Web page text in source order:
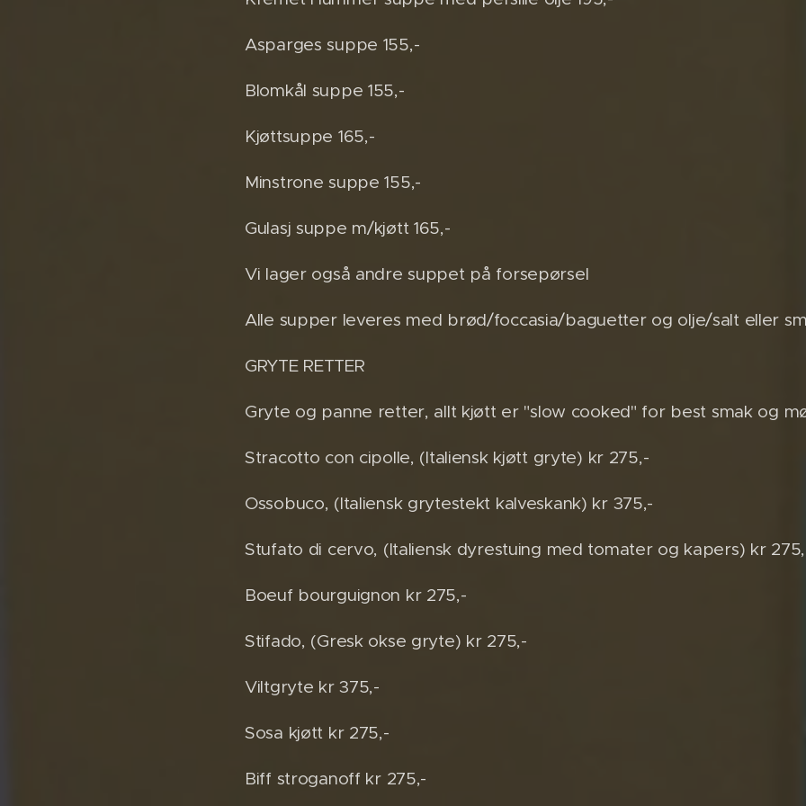
Asparges suppe 155,-
Blomkål suppe 155,-
Kjøttsuppe 165,-
Minstrone suppe 155,-
Gulasj suppe m/kjøtt 165,-
Vi lager også andre suppet på forsepørsel
Alle supper leveres med brød/foccasia/baguetter og olje/salt eller
GRYTE RETTER
Gryte og panne retter, allt kjøtt er "slow cooked" for best smak og
Stracotto con cipolle, (Italiensk kjøtt gryte) kr 275,-
Ossobuco, (Italiensk grytestekt kalveskank) kr 375,-
Stufato di cervo, (Italiensk dyrestuing med tomater og kapers) kr
Boeuf bourguignon kr 275,-
Stifado, (Gresk okse gryte) kr 275,-
Viltgryte kr 375,-
Sosa kjøtt kr 275,-
Biff stroganoff kr 275,-